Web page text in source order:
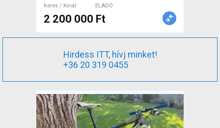
Keres / Kínál
ELADÓ
2 200 000 Ft
Hirdess ITT, hívj minket!
+36 20 319 0455